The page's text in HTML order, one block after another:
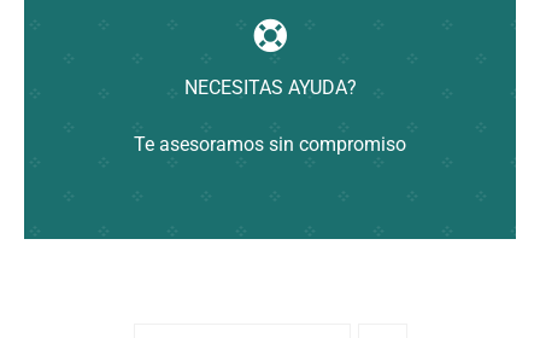
NECESITAS AYUDA?
Te asesoramos sin compromiso